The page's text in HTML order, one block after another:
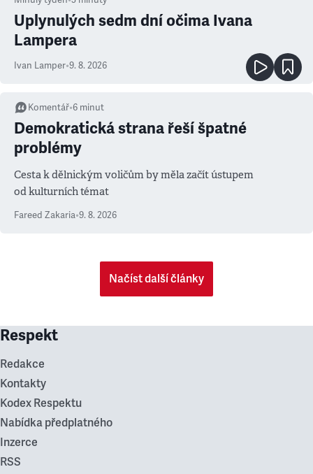
Uplynulých sedm dní očima Ivana
Lampera
Ivan Lamper•9. 8. 2026
Komentář•6 minut
Demokratická strana řeší špatné
problémy
Cesta k dělnickým voličům by měla začít ústupem
od kulturních témat
Fareed Zakaria•9. 8. 2026
Načíst další články
Respekt
Redakce
Kontakty
Kodex Respektu
Nabídka předplatného
Inzerce
RSS